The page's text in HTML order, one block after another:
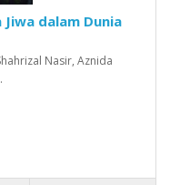
dalam Dunia
Nasir, Aznida